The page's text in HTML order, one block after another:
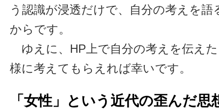
う認識が浸透だけで、自分の考えを
からです。
ゆえに、HP上で自分の考えを伝え
様に考えてもらえれば幸いです。
「女性」という近代の歪んだ思